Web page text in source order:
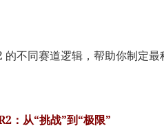
不同赛道逻辑，帮助你制定
：从“挑战”到“极限”